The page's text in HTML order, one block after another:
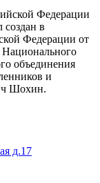
Федерации
в
Федерации от
Национального
объединения
и
Шохин.
д.17